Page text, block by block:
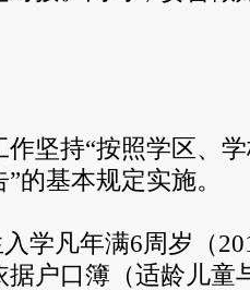
持“按照学区、学
的基本规定实施。
凡年满6周岁（
户口簿（适龄儿童